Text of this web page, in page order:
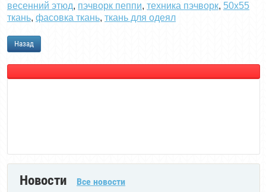
весенний этюд, пэчворк пеппи, техника пэчворк, 50х55
ткань, фасовка ткань, ткань для одеял
Назад
Новости Все новости